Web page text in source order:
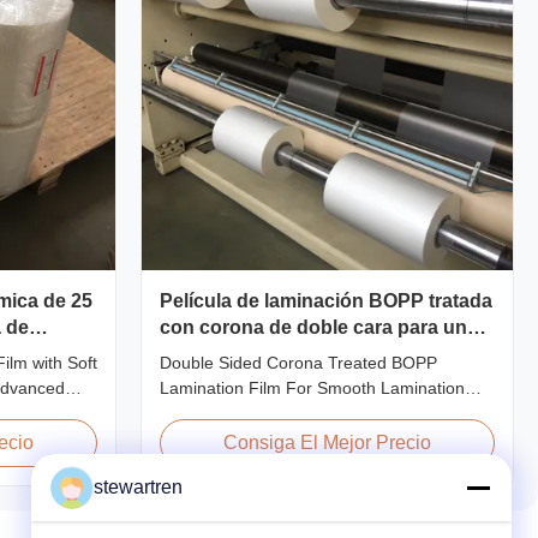
de 25
de
de
with Soft
and
Combining
edge
Película de laminación BOPP tratada
con corona de doble cara para una
laminación lisa
Double Sided Corona Treated BOPP
Lamination Film For Smooth Lamination
Films are manufactured using Multiple
finish and excellent adhesion to printed
Consiga El Mejor Precio
stewartren